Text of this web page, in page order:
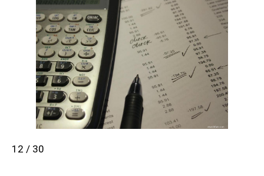
12 / 30